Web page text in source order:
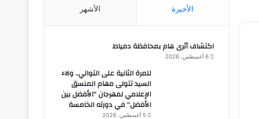
الأخيرة الأشهر
اكتشاف أثرى هام بمحافظة دمياط
6 أغسطس، 2026
للمرة الثانية على التوالي.. ولاء
السيد تتولى مهام المنسق
الإعلامي لمهرجان “الأفضل بين
الأفضل” في دورته الخامسة
5 أغسطس، 2026